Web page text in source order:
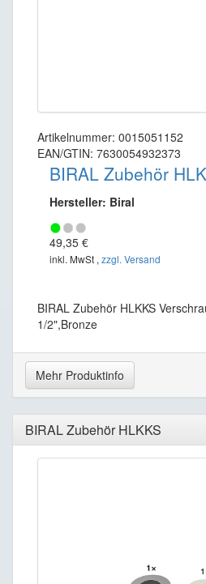
Artikelnummer: 0015051152
EAN/GTIN: 7630054932373
BIRAL Zubehör
Hersteller: Biral
49,35 €
inkl. MwSt , zzgl. Versand
BIRAL Zubehör HLKKS
1/2",Bronze
Mehr Produktinfo
BIRAL Zubehör HLKKS